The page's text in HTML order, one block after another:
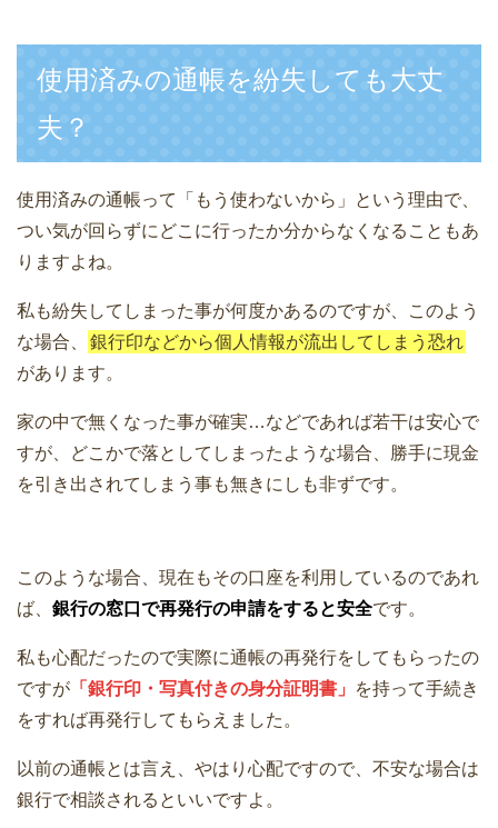
使用済みの通帳を紛失しても大丈
夫？
使用済みの通帳って「もう使わないから」という理由で、
つい気が回らずにどこに行ったか分からなくなることもあ
りますよね。
私も紛失してしまった事が何度かあるのですが、このよう
な場合、
銀行印などから個人情報が流出してしまう恐れ
があります。
家の中で無くなった事が確実…などであれば若干は安心で
すが、どこかで落としてしまったような場合、勝手に現金
を引き出されてしまう事も無きにしも非ずです。
このような場合、現在もその口座を利用しているのであれ
ば、 銀行の窓口で再発行の申請をすると安全です。
私も心配だったので実際に通帳の再発行をしてもらったの
ですが 「銀行印・写真付きの身分証明書」
を持って手続き
をすれば再発行してもらえました。
以前の通帳とは言え、やはり心配ですので、不安な場合は
銀行で相談されるといいですよ。